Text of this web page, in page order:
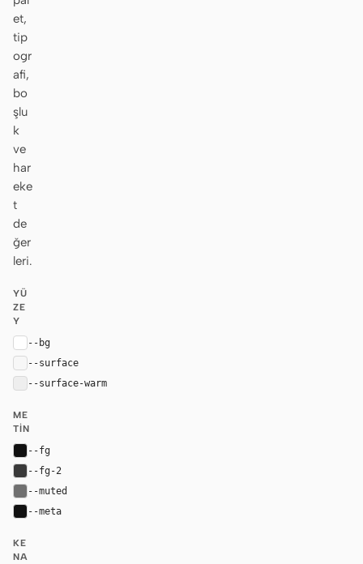
et,
tip
ogr
afi,
bo
şlu
k
ve
har
eke
t
de
ğer
leri.
YÜ
ZE
Y
--bg
--surface
--surface-warm
ME
TIN
--fg
--fg-2
--muted
--meta
KE
NA